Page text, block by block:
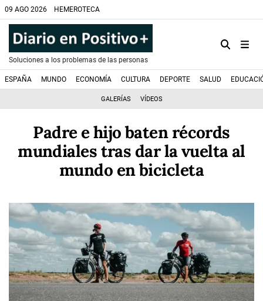
09 AGO 2026 HEMEROTECA
Soluciones a los problemas de las personas
ESPAÑA MUNDO ECONOMÍA CULTURA DEPORTE SALUD
GALERÍAS VÍDEOS
Padre e hijo baten récords
mundiales tras dar la vuelta al
mundo en bicicleta